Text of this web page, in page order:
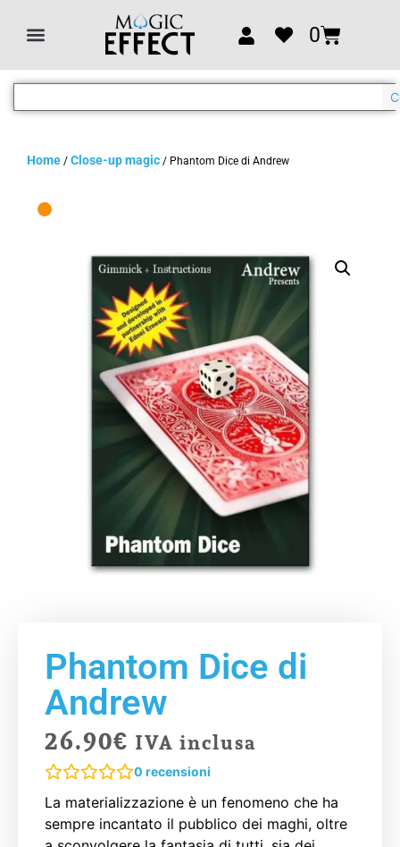
0
Home / Close-up magic / Phantom Dice di Andrew
Phantom Dice di
Andrew
26.90€ IVA inclusa
0 recensioni
La materializzazione è un fenomeno che ha
sempre incantato il pubblico dei maghi, oltre